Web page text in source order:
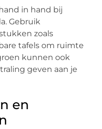
in hand bij
Gebruik
zoals
tafels om ruimte
kunnen ook
geven aan je
en